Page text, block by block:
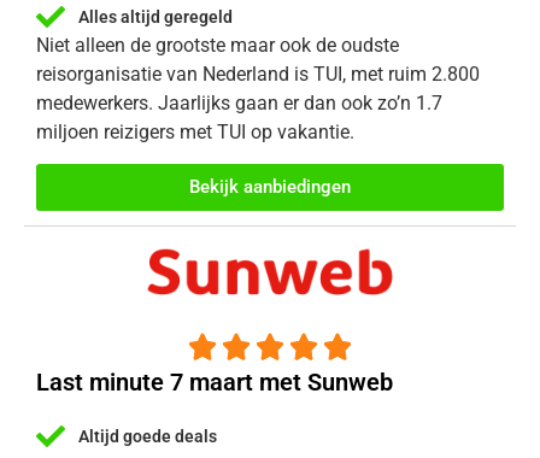
Alles altijd geregeld
Niet alleen de grootste maar ook de oudste
reisorganisatie van Nederland is TUI, met ruim 2.800
medewerkers. Jaarlijks gaan er dan ook zo’n 1.7
miljoen reizigers met TUI op vakantie.
Bekijk aanbiedingen
    
Last minute 7 maart met Sunweb
Altijd goede deals